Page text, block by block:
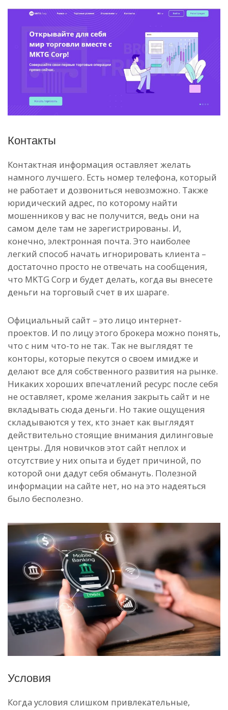
Контакты
Контактная информация оставляет желать
намного лучшего. Есть номер телефона, который
не работает и дозвониться невозможно. Также
юридический адрес, по которому найти
мошенников у вас не получится, ведь они на
самом деле там не зарегистрированы. И,
конечно, электронная почта. Это наиболее
легкий способ начать игнорировать клиента –
достаточно просто не отвечать на сообщения,
что MKTG Corp и будет делать, когда вы внесете
деньги на торговый счет в их шараге.
Официальный сайт – это лицо интернет-
проектов. И по лицу этого брокера можно понять,
что с ним что-то не так. Так не выглядят те
конторы, которые пекутся о своем имидже и
делают все для собственного развития на рынке.
Никаких хороших впечатлений ресурс после себя
не оставляет, кроме желания закрыть сайт и не
вкладывать сюда деньги. Но такие ощущения
складываются у тех, кто знает как выглядят
действительно стоящие внимания дилинговые
центры. Для новичков этот сайт неплох и
отсутствие у них опыта и будет причиной, по
которой они дадут себя обмануть. Полезной
информации на сайте нет, но на это надеяться
было бесполезно.
Условия
Когда условия слишком привлекательные,